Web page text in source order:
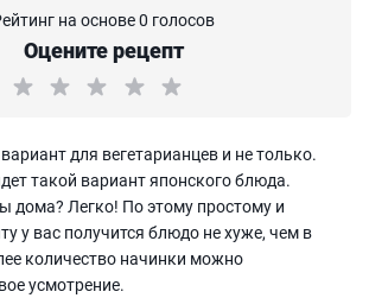
на основе 0 голосов
Оцените рецепт
для вегетарианцев и не только.
такой вариант японского блюда.
дома? Легко! По этому простому и
у вас получится блюдо не хуже, чем в
количество начинки можно
усмотрение.